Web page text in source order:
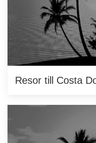
Resor till Costa